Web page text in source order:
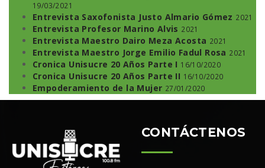
19/03/2021
Entrevista Saxofonista Justo Almario Gómez 2021
Entrevista Profesor Marino Alvis 2021
Entrevista Maestro Dairo Meza Acosta 2021
Entrevista Maestro Jorge Emilio Fadul Rosa 2021
Cronica Unisucre 20 Años Parte I 16/10/2020
Cronica Unisucre 20 Años Parte II 16/10/2020
Empoderamiento de la Mujer 27/01/2020
CONTÁCTENOS